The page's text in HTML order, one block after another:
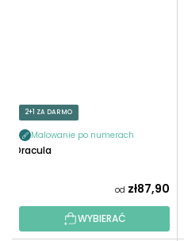
2+1 ZA DARMO
Malowanie po numerach
Dracula
od zł87,90
WYBIERAĆ